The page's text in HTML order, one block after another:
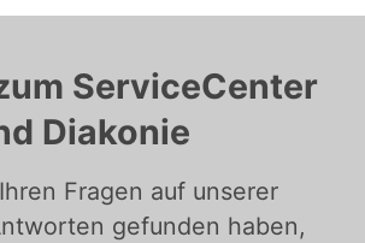
ServiceCenter
Diakonie
Fragen auf unserer
gefunden haben,